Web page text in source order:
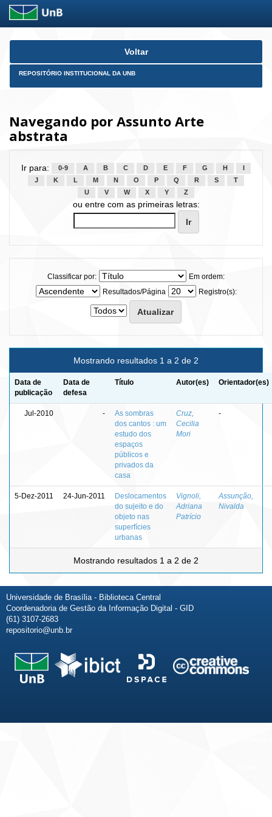
Skip
Voltar
REPOSITÓRIO INSTITUCIONAL DA UNB
Navegando por Assunto Arte
abstrata
Ir para: 0-9 A B C D E F G H
J
K L M N O P Q R S
T
U
V W X Y Z
ou entre com as primeiras letras:
Classificar por:
Em ordem:
Resultados/Página
Registro(s):
Mostrando resultados 1 a 2 de 2
Data de
publicação
Data de
defesa
Título Autor(es) Orientador(es)
Jul-2010 -
As sombras
dos cantos : um
estudo dos
espaços
públicos e
privados da
casa
Cruz,
Cecilia
Mori
-
5-Dez-2011 24-Jun-2011
Deslocamentos
do sujeito e do
objeto nas
superfícies
urbanas
Vignoli,
Adriana
Patrício
Assunção,
Nivalda
Mostrando resultados 1 a 2 de 2
Universidade de Brasília - Biblioteca Central
Coordenadoria de Gestão da Informação Digital - GID
(61) 3107-2683
repositorio@unb.br